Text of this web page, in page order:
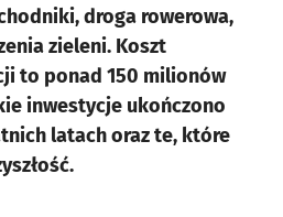
droga rowerowa,
zieleni. Koszt
to ponad 150 milionów
inwestycje ukończono
latach oraz te, które